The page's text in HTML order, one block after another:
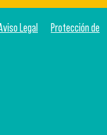
Legal
Protección de